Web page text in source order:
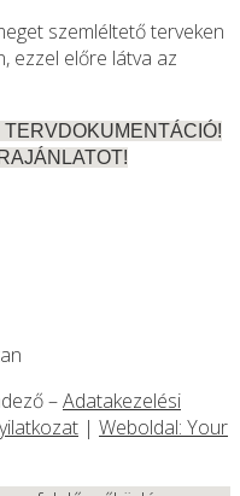
szemléltető terveken
ezzel előre látva az
–Adatakezelési
| Weboldal: Your